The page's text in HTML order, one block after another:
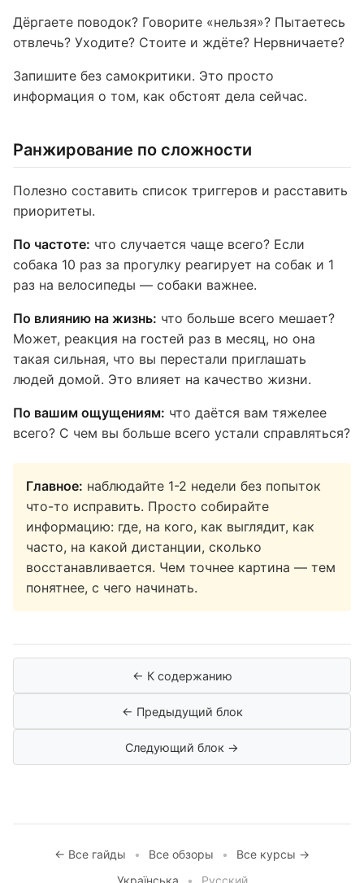
Дёргаете поводок? Говорите «нельзя»? Пытаетесь
отвлечь? Уходите? Стоите и ждёте? Нервничаете?
Запишите без самокритики. Это просто
информация о том, как обстоят дела сейчас.
Ранжирование по сложности
Полезно составить список триггеров и расставить
приоритеты.
По частоте: что случается чаще всего? Если
собака 10 раз за прогулку реагирует на собак и 1
раз на велосипеды — собаки важнее.
По влиянию на жизнь: что больше всего мешает?
Может, реакция на гостей раз в месяц, но она
такая сильная, что вы перестали приглашать
людей домой. Это влияет на качество жизни.
По вашим ощущениям: что даётся вам тяжелее
всего? С чем вы больше всего устали справляться?
Главное: наблюдайте 1-2 недели без попыток
что-то исправить. Просто собирайте
информацию: где, на кого, как выглядит, как
часто, на какой дистанции, сколько
восстанавливается. Чем точнее картина — тем
понятнее, с чего начинать.
← К содержанию
← Предыдущий блок
Следующий блок →
← Все гайды • Все обзоры •
Все курсы →
Українська
• Русский